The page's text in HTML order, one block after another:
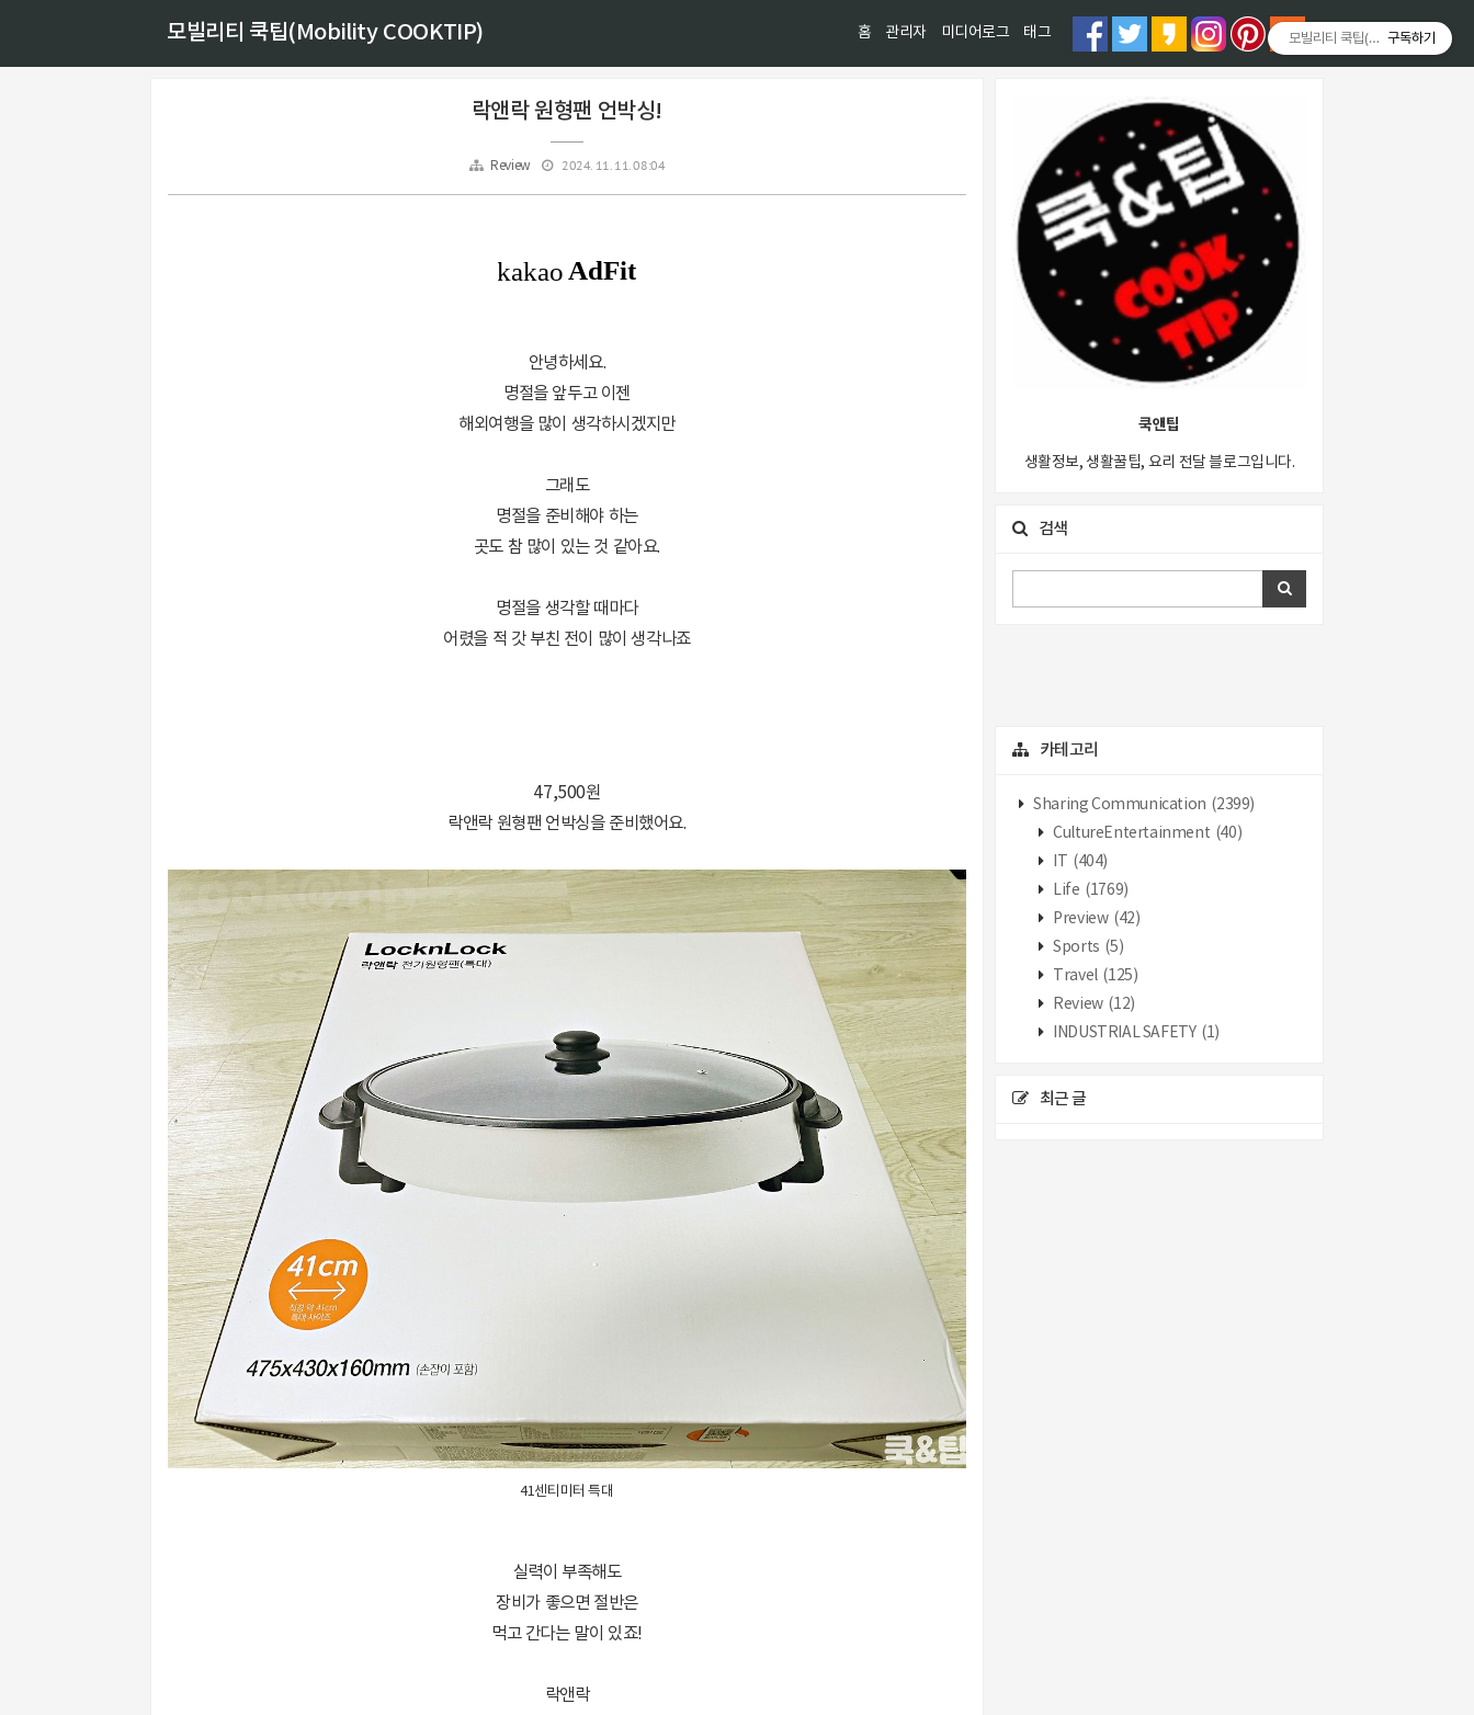
모빌리티 쿡팁(Mobility COOKTIP) 홈 관리자 미디어로그 태그
락앤락 원형팬 언박싱!
Review 2024. 11. 11. 08:04
안녕하세요.
명절을 앞두고 이젠
해외여행을 많이 생각하시겠지만
그래도
명절을 준비해야 하는
곳도 참 많이 있는 것 같아요.
명절을 생각할 때마다
어렸을 적 갓 부친 전이 많이 생각나죠
47,500원
락앤락 원형팬 언박싱을 준비했어요.
41센티미터 특대
실력이 부족해도
장비가 좋으면 절반은
먹고 간다는 말이 있죠!
락앤락
쿡앤팁
생활정보, 생활꿀팁, 요리 전달 블로그입니다.
검색
카테고리
Sharing Communication (2399)
CultureEntertainment (40)
(404)
Life (1769)
Preview (42)
Sports (5)
Travel (125)
Review (12)
INDUSTRIAL SAFETY (1)
최근 글
티스토리툴바
모빌리티 쿡팁(Mobility
구독하기